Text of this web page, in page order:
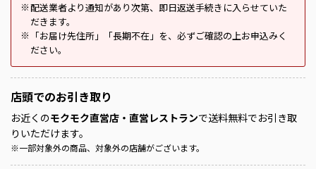
※ 配送業者より通知があり次第、即日返送手続きに入らせていた
だきます。
※
「お届け先住所」「長期不在」を、必ずご確認の上お申込みく
ださい。
店頭でのお引き取り
お近くのモクモク直営店・直営レストランで送料無料でお引き取
りいただけます。
※一部対象外の商品、対象外の店舗がございます。